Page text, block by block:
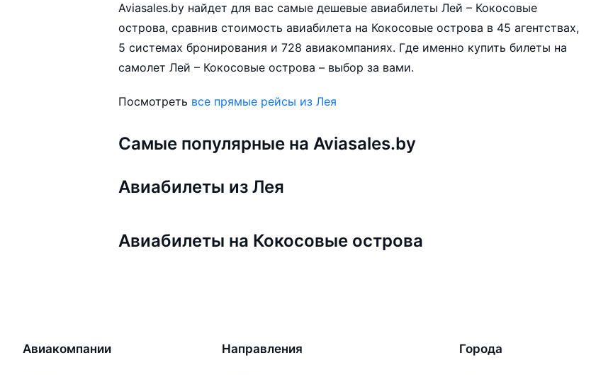
Aviasales.by найдет для вас самые дешевые авиабилеты Лей – Кокосовые
острова, сравнив стоимость авиабилета на Кокосовые острова в 45 агентствах,
5 системах бронирования и 728 авиакомпаниях. Где именно купить билеты на
самолет Лей – Кокосовые острова – выбор за вами.
Посмотреть все прямые рейсы из Лея
Самые популярные на Aviasales.by
Авиабилеты из Лея
Авиабилеты на Кокосовые острова
Авиакомпании Направления Города